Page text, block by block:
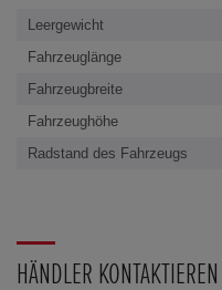
Leergewicht
Fahrzeuglänge
Fahrzeugbreite
Fahrzeughöhe
Radstand des Fahrzeugs
HÄNDLER KONTAKTIEREN